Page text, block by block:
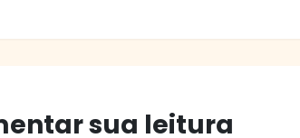
sua leitura